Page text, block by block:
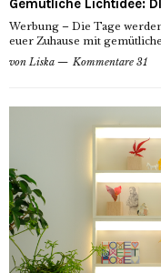
Gemütliche Lichtidee:
Werbung – Die Tage
euer Zuhause mit
von Liska Kommentare 31